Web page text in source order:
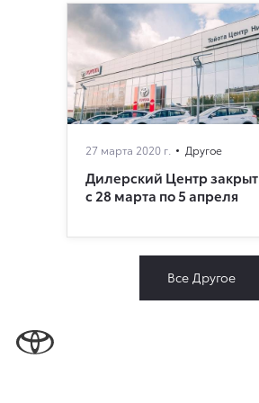
27 марта 2020 г. Другое
Дилерский Центр закрыт
с 28 марта по 5 апреля
Все Другое